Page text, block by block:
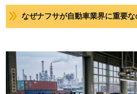
なぜナフサが自動車業界に重要な